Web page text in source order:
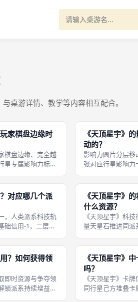
桌游详情、教学等内容相互配合。
家棋盘边缘时
棋盘边缘、完全越
星专属影响力标
弈。圆片出圈完整
《天顶星宇》
动的？
影响力圆片分层
张对应行星影响力
段，所有派系基
动，人类派系二
对应哪几个派
，人类派系科技轨
础信用-1，二层打
速攻玩家，大幅降
《天顶星宇》
什么资源？
《天顶星宇》科
量天星石推进同派
稳定获取影响力
程：第一，选定
？如何获得领
即时资源与争夺领
锁派系持续增益，
《天顶星宇》
吗？
《天顶星宇》卡
同行星己方堆叠卡